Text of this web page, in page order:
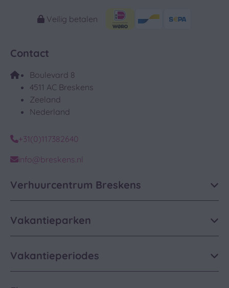
Veilig betalen
Contact
Boulevard 8
4511 AC Breskens
Zeeland
Nederland
+31(0)117382640
info@breskens.nl
Verhuurcentrum Breskens
Vakantieparken
Vakantieperiodes